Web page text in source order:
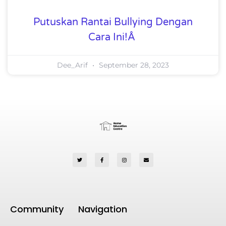
Putuskan Rantai Bullying Dengan
Cara Ini!Â
Dee_Arif September 28, 2023
Community Navigation